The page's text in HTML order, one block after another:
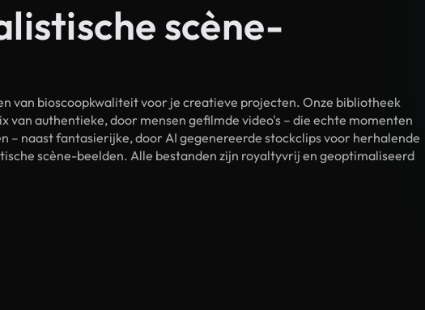
scène-
van bioscoopkwaliteit voor je creatieve projecten. Onze bibliotheek
van authentieke, door mensen gefilmde video's – die echte momenten
– naast fantasierijke, door AI gegenereerde stockclips voor herhalende
scène-beelden. Alle bestanden zijn royaltyvrij en geoptimaliseerd